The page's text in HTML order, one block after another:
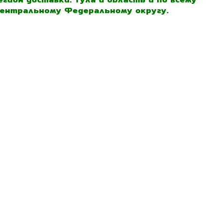
Федеральному округу.